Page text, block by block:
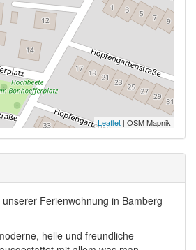
Leaflet | OSM Mapnik
Ferienwohnung in Bamberg
helle und freundliche